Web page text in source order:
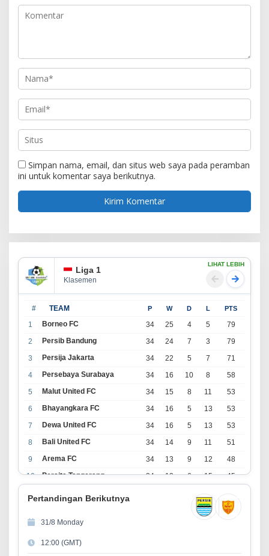
Simpan nama, email, dan situs web saya pada peramban
ini untuk komentar saya berikutnya.
Liga 1
Klasemen
LIHAT LEBIH
# TEAM P W D L PTS
1 Borneo FC 34 25 4 5
79
2
Persib Bandung 34 24 7 3
79
3
Persija Jakarta 34 22 5 7
71
4
Persebaya Surabaya 34 16 10 8
58
5
Malut United FC 34 15 8 11
53
6
Bhayangkara FC 34 16 5 13
53
7
Dewa United FC 34 16 5 13
53
8
Bali United FC 34 14 9 11
51
9
Arema FC 34 13 9 12
48
10
Persita Tangerang 34 13 6 15
45
17
39
13
Persijap Jepara
14
Madura United FC
Pertandingan Berikutnya
31/8 Monday
12:00 (GMT)